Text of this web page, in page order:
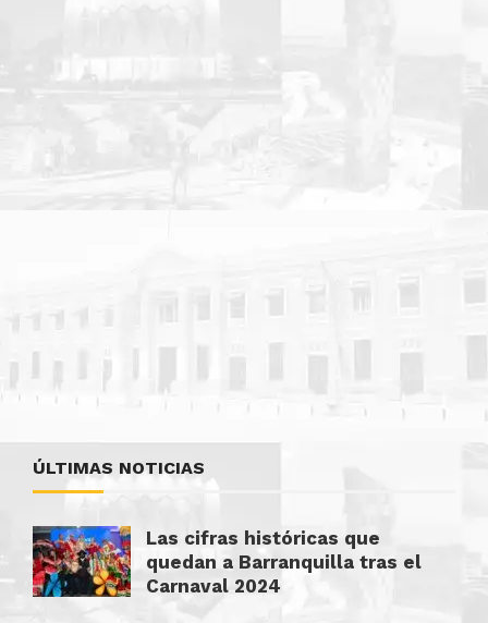
ÚLTIMAS NOTICIAS
Las cifras históricas que
quedan a Barranquilla tras el
Carnaval 2024